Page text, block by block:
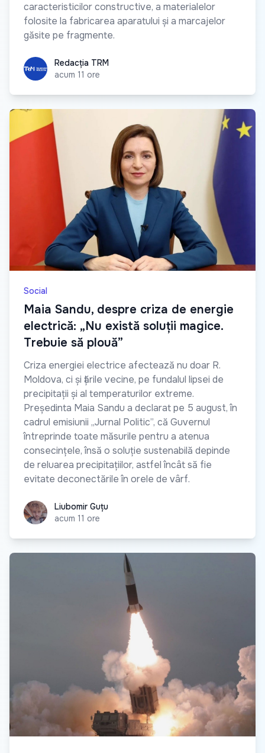
caracteristicilor constructive, a materialelor
folosite la fabricarea aparatului și a marcajelor
găsite pe fragmente.
Redacția TRM
Redacția TRM
acum 11 ore
Social
Maia Sandu, despre criza de energie
electrică: „Nu există soluții magice.
Trebuie să plouă”
Criza energiei electrice afectează nu doar R.
Moldova, ci și țările vecine, pe fundalul lipsei de
precipitații și al temperaturilor extreme.
Președinta Maia Sandu a declarat pe 5 august, în
cadrul emisiunii „Jurnal Politic”, că Guvernul
întreprinde toate măsurile pentru a atenua
consecințele, însă o soluție sustenabilă depinde
de reluarea precipitațiilor, astfel încât să fie
evitate deconectările în orele de vârf.
Liubomir Guțu
Liubomir Guțu
acum 11 ore